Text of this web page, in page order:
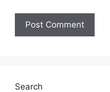
Search